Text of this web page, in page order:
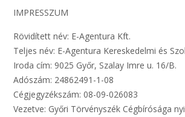
IMPRESSZUM
Rövidített név: E-Agentura Kft.
Teljes név: E-Agentura Kereskedelmi és
Iroda cím: 9025 Győr, Szalay Imre u. 16/B.
Adószám: 24862491-1-08
Cégjegyzékszám: 08-09-026083
Vezetve: Győri Törvényszék Cégbírósága